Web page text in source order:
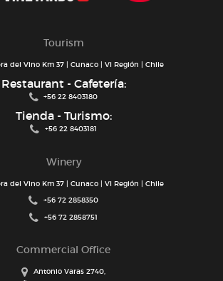
Tourism
del Vino Km 37 | Cunaco | VI Región | Chile
Restaurant - Cafetería:
+56 22 8403180
Tienda - Turismo:
+56 22 8403181
Winery
del Vino Km 37 | Cunaco | VI Región | Chile
+56 72 2858350
+56 72 2858751
Commercial Office
Antonio Varas 2740,